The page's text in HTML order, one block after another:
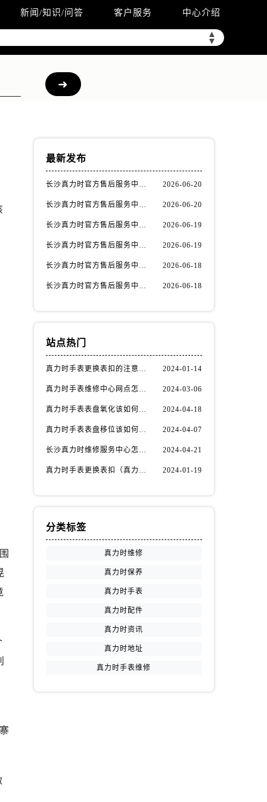
新闻/知识/问答 客户服务 中心介绍
▲
▼
最新发布
长沙真力时官方售后服务中心｜服务电话及详细地址权威信息公示（2026年6月最新） 2026-06-20
长沙真力时官方售后服务中心｜最新电话及维修地址权威信息公示（2026年6月最新） 2026-06-20
长沙真力时官方售后服务中心｜最新地址与售后热线权威信息公示（2026年6月最新） 2026-06-19
长沙真力时官方售后服务中心｜最新地址及售后服务热线权威信息公示（2026年6月最新） 2026-06-19
长沙真力时官方售后服务中心｜最新网点地址及热线权威信息公示（2026年6月最新） 2026-06-18
长沙真力时官方售后服务中心｜地址与联系电话权威信息公示（2026年6月最新） 2026-06-18
站点热门
真力时手表更换表扣的注意事项有哪些(手表表扣更换教程及维护技巧) 2024-01-14
真力时手表维修中心网点怎么找(快速定位真力时手表维修中心的方法) 2024-03-06
真力时手表表盘氧化该如何修复？ 2024-04-18
真力时手表表盘移位该如何维修？ 2024-04-07
长沙真力时维修服务中心怎么走？ 2024-04-21
真力时手表更换表扣（真力时手表表扣更换指南） 2024-01-19
分类标签
真力时维修
真力时保养
真力时手表
真力时配件
真力时资讯
真力时地址
真力时手表维修